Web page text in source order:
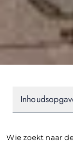
Wie zoekt naar